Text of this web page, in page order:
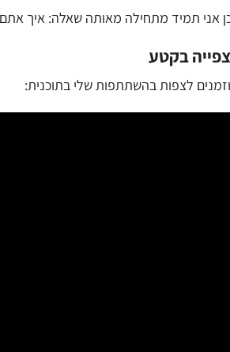
אני תמיד מתחילה מאותה שאלה: איך
בקטע
לצפות בהשתתפות שלי בתוכנית: